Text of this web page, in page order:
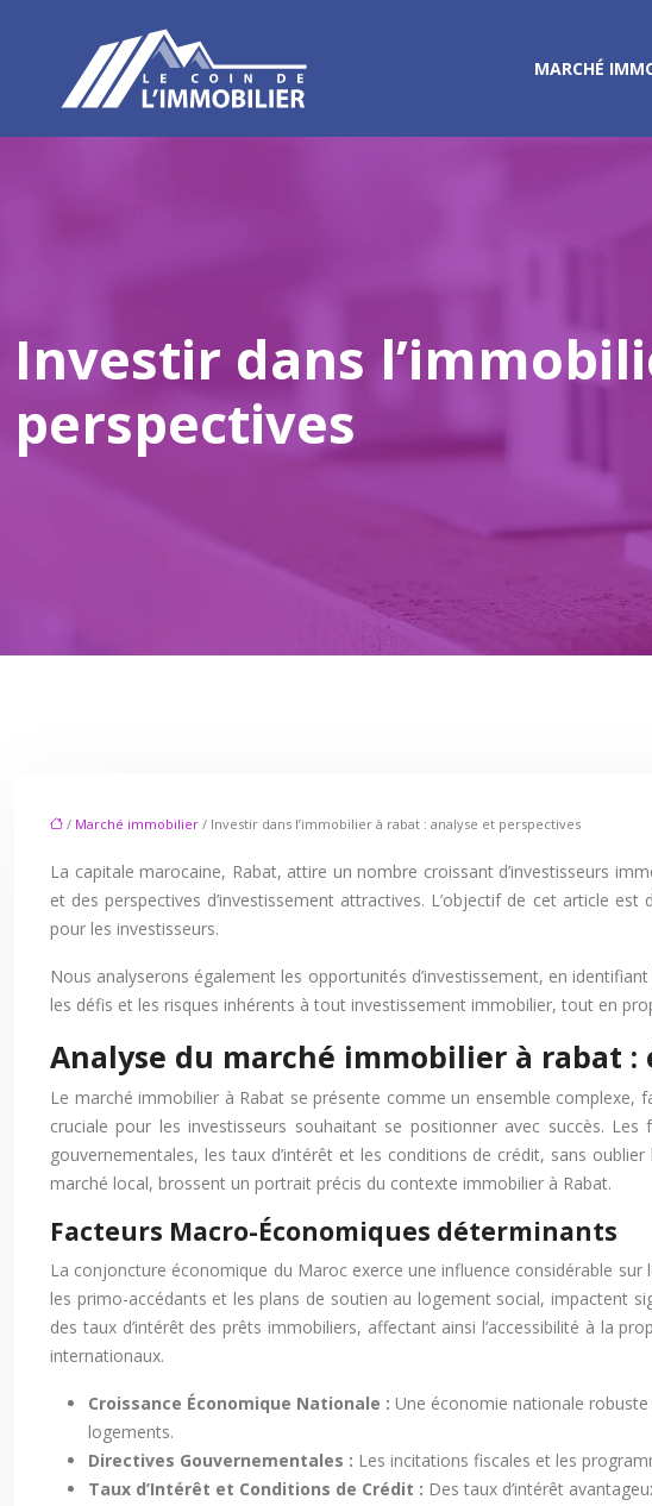
MARCHÉ
Investir dans
perspectives
/ Marché immobilier / Investir dans l’immobilier à rabat : analyse et perspectives
La capitale marocaine, Rabat, attire un nombre croissant d’investisseurs
et des perspectives d’investissement attractives. L’objectif de cet article
pour les investisseurs.
Nous analyserons également les opportunités d’investissement, en
les défis et les risques inhérents à tout investissement immobilier, tout en
Analyse du marché immobilier à rabat :
Le marché immobilier à Rabat se présente comme un ensemble
cruciale pour les investisseurs souhaitant se positionner avec succès.
gouvernementales, les taux d’intérêt et les conditions de crédit, sans
marché local, brossent un portrait précis du contexte immobilier à Rabat.
Facteurs Macro-Économiques déterminants
La conjoncture économique du Maroc exerce une influence considérable
les primo-accédants et les plans de soutien au logement social, impactent
des taux d’intérêt des prêts immobiliers, affectant ainsi l’accessibilité à la
internationaux.
Croissance Économique Nationale : Une économie nationale
logements.
Directives Gouvernementales : Les incitations fiscales et les
Taux d’Intérêt et Conditions de Crédit : Des taux d’intérêt